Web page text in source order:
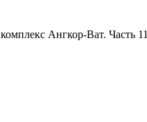
Ангкор-Ват. Часть 11